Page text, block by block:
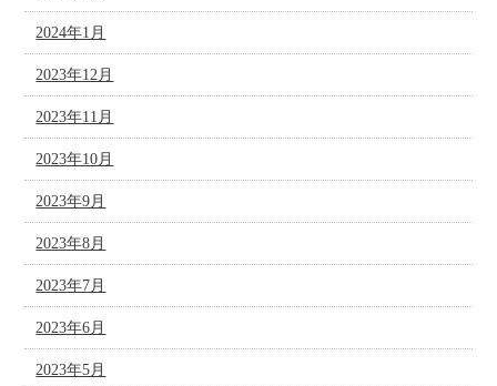
2024年1月
2023年12月
2023年11月
2023年10月
2023年9月
2023年8月
2023年7月
2023年6月
2023年5月